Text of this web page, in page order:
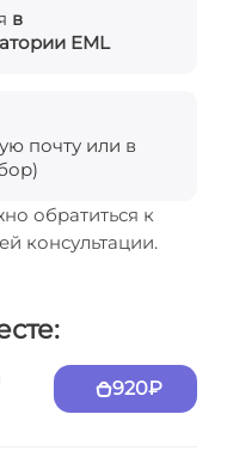
в
EML
почту или в
обратиться к
консультации.
920₽